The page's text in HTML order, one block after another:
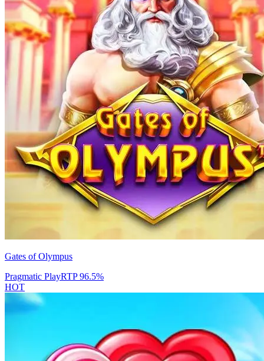
Gates of Olympus
Pragmatic PlayRTP96.5%
HOT